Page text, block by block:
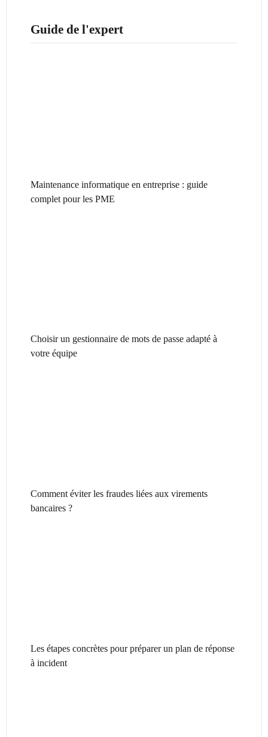
Guide de l'expert
Maintenance informatique en entreprise : guide
complet pour les PME
Choisir un gestionnaire de mots de passe adapté à
votre équipe
Comment éviter les fraudes liées aux virements
bancaires ?
Les étapes concrètes pour préparer un plan de réponse
à incident